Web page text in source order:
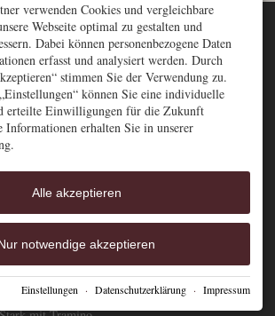
m
Zimmer
Essen und Trinken
Sommer Aktiv
Winter Aktiv
Impressum
9 - 12 Uhr und 15 - 18 Uhr
oder jederzeit per Mail:
Barrierefreiheit
Cookie-Einstellungen
verwenden Cookies und vergleichbare
Webseite optimal zu gestalten und
Dabei können personenbezogene Daten
erfasst und analysiert werden. Durch
stimmen Sie der Verwendung zu.
können Sie eine individuelle
erteilte Einwilligungen für die Zukunft
erhalten Sie in unserer
Alle akzeptieren
notwendige akzeptieren
Einstellungen · Datenschutzerklärung · Impressum